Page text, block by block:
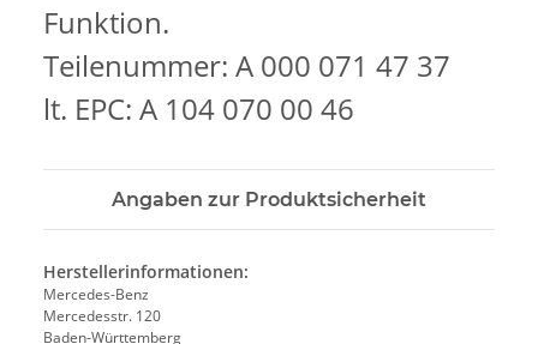
Funktion.
Teilenummer: A 000 071 47 37
lt. EPC: A 104 070 00 46
Angaben zur Produktsicherheit
Herstellerinformationen:
Mercedes-Benz
Mercedesstr. 120
Baden-Württemberg